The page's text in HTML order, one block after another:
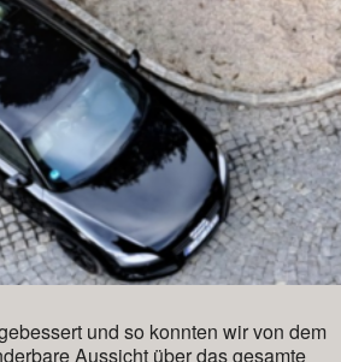
und so konnten wir von dem
Aussicht über das gesamte